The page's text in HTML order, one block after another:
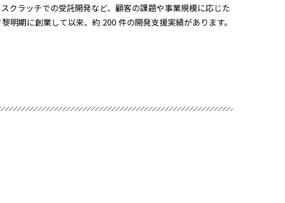
クラッチでの受託開発など、顧客の課題や事業規模に応じた
期に創業して以来、約 200 件の開発支援実績があります。